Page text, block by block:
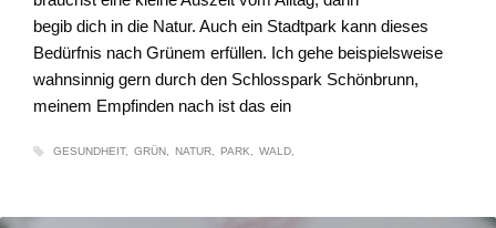
begib dich in die Natur. Auch ein Stadtpark kann dieses
Bedürfnis nach Grünem erfüllen. Ich gehe beispielsweise
wahnsinnig gern durch den Schlosspark Schönbrunn,
meinem Empfinden nach ist das ein
GESUNDHEIT GRÜN NATUR PARK WALD